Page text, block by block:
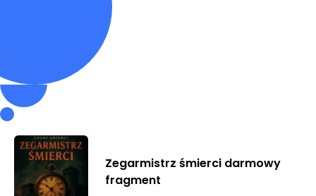
Zegarmistrz śmierci darmowy
fragment